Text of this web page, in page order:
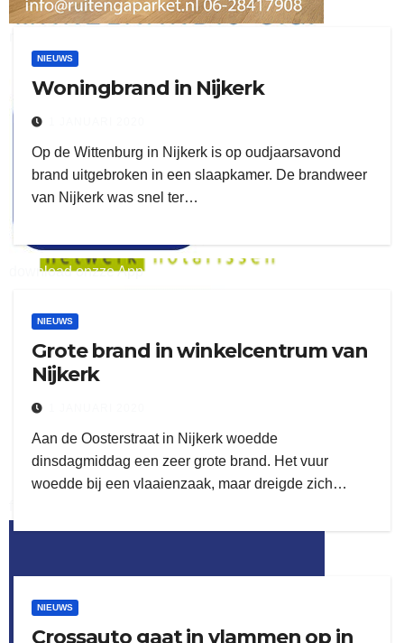
zielman
delangekortland
download onzze App
NIEUWS
Woningbrand in Nijkerk
Op de Wittenburg in Nijkerk is op oudjaarsavond
brand uitgebroken in een slaapkamer. De brandweer
van Nijkerk was snel ter…
NIEUWS
Grote brand in winkelcentrum van
Nijkerk
Aan de Oosterstraat in Nijkerk woedde
dinsdagmiddag een zeer grote brand. Het vuur
woedde bij een vlaaienzaak, maar dreigde zich…
NIEUWS
Crossauto gaat in vlammen op in